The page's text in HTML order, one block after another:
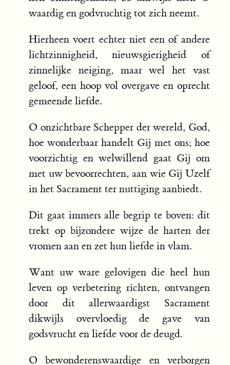
waardig en godvruchtig tot zich neemt.
Hierheen voert echter niet een of andere
lichtzinnigheid, nieuwsgierigheid of
zinnelijke neiging, maar wel het vast
geloof, een hoop vol overgave en oprecht
gemeende liefde.
O onzichtbare Schepper der wereld, God,
hoe wonderbaar handelt Gij met ons; hoe
voorzichtig en welwillend gaat Gij om
met uw bevoorrechten, aan wie Gij Uzelf
in het Sacrament ter nuttiging aanbiedt.
Dit gaat immers alle begrip te boven: dit
trekt op bijzondere wijze de harten der
vromen aan en zet hun liefde in vlam.
Want uw ware gelovigen die heel hun
leven op verbetering richten, ontvangen
door dit allerwaardigst Sacrament
dikwijls overvloedig de gave van
godsvrucht en liefde voor de deugd.
O bewonderenswaardige en verborgen